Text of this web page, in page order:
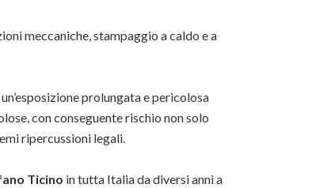
meccaniche, stampaggio a caldo e a
prolungata e pericolosa
con conseguente rischio non solo
ripercussioni legali.
Ticino in tutta Italia da diversi anni a